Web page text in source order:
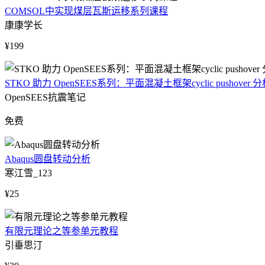
COMSOL中实现煤层瓦斯运移系列课程
康康学长
¥199
STKO 助力 OpenSEES系列：平面混凝土框架cyclic pushover 分
OpenSEES抗震笔记
免费
Abaqus圆盘转动分析
寒江雪_123
¥25
有限元理论之等参单元教程
引垂思汀